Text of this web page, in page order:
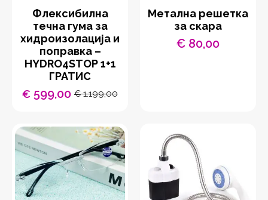
Флексибилна
течна гума за
хидроизолација и
поправка –
HYDRO4STOP 1+1
ГРАТИС
€1.199,00
Original
was:
€ 1.199,00.
€ 599,00Current
is:
€ 599,00.
Метална решетка
за скара
€ 80,00